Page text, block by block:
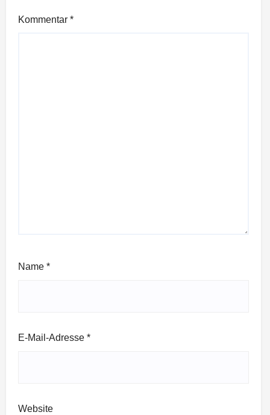
Kommentar *
Name *
E-Mail-Adresse *
Website